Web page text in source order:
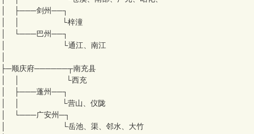
│ ├───剑州──┐
│ │ └梓潼
│ └───巴州──┐
│ └通江、南江
├─顺庆府──────┬南充县
│ │ └西充
│ ├───蓬州──┐
│ │ └营山、仪陇
│ └───广安州─┐
│ └岳池、渠、邻水、大竹